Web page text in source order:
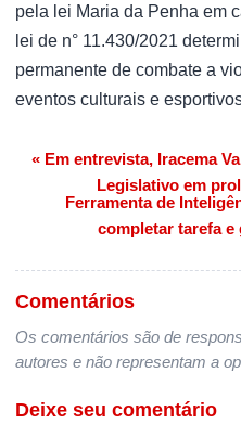
pela lei Maria da Penha em
lei de n° 11.430/2021
permanente de combate a
eventos culturais e
Navegação de
« Em entrevista, Iracema
Legislativo em
Ferramenta de
completar tarefa e
Comentários
Os comentários são de
autores e não representam a
Deixe seu comentário